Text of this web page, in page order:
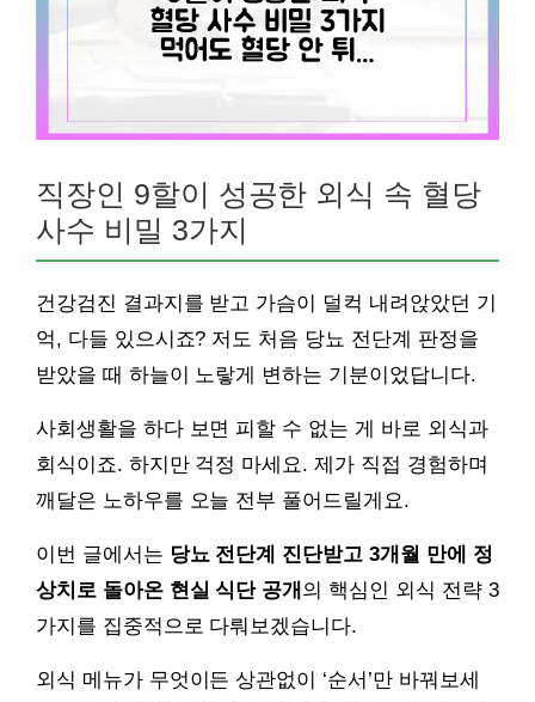
직장인 9할이 성공한 외식 속 혈당
사수 비밀 3가지
건강검진 결과지를 받고 가슴이 덜컥 내려앉았던 기
억, 다들 있으시죠? 저도 처음 당뇨 전단계 판정을
받았을 때 하늘이 노랗게 변하는 기분이었답니다.
사회생활을 하다 보면 피할 수 없는 게 바로 외식과
회식이죠. 하지만 걱정 마세요. 제가 직접 경험하며
깨달은 노하우를 오늘 전부 풀어드릴게요.
이번 글에서는 당뇨 전단계 진단받고 3개월 만에 정
상치로 돌아온 현실 식단 공개 의 핵심인 외식 전략 3
가지를 집중적으로 다뤄보겠습니다.
외식 메뉴가 무엇이든 상관없이 ‘순서’만 바꿔보세